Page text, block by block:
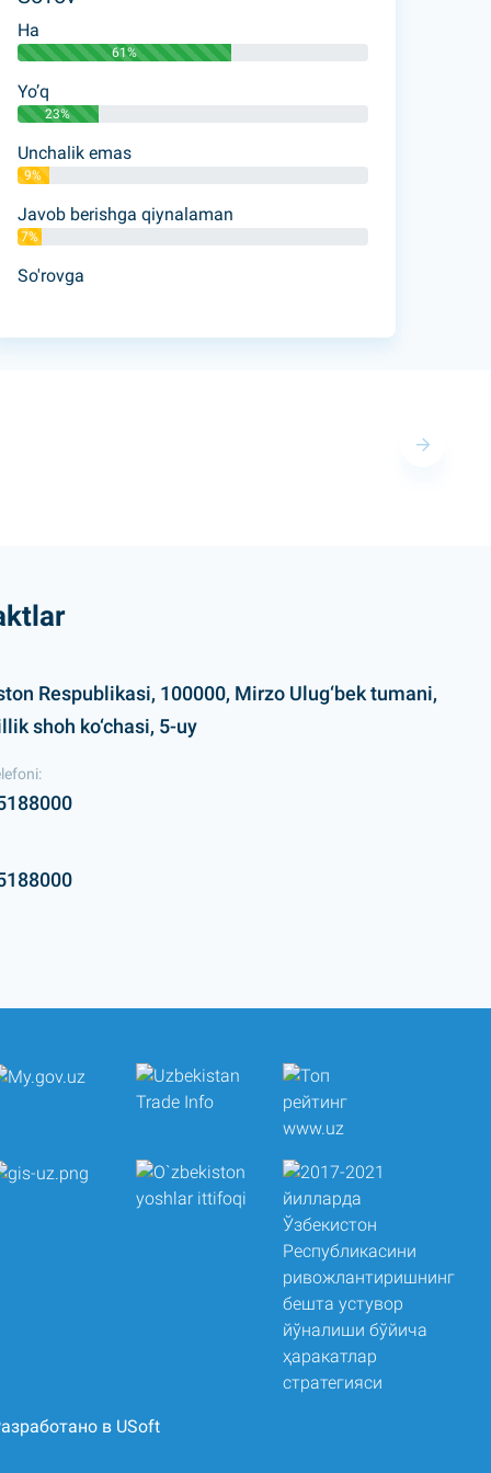
Ha
61%
Yo’q
23%
Unchalik emas
9%
Javob berishga qiynalaman
7%
So'rovga
Respublikasi, 100000, Mirzo Ulug‘bek tumani,
shoh ko‘chasi, 5-uy
в USoft